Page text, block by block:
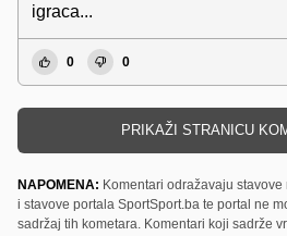
igraca...
0 0
PRIKAŽI STRANICU
NAPOMENA: Komentari odražavaju
i stavove portala SportSport.ba te portal ne
sadržaj tih kometara. Komentari koji sadrže